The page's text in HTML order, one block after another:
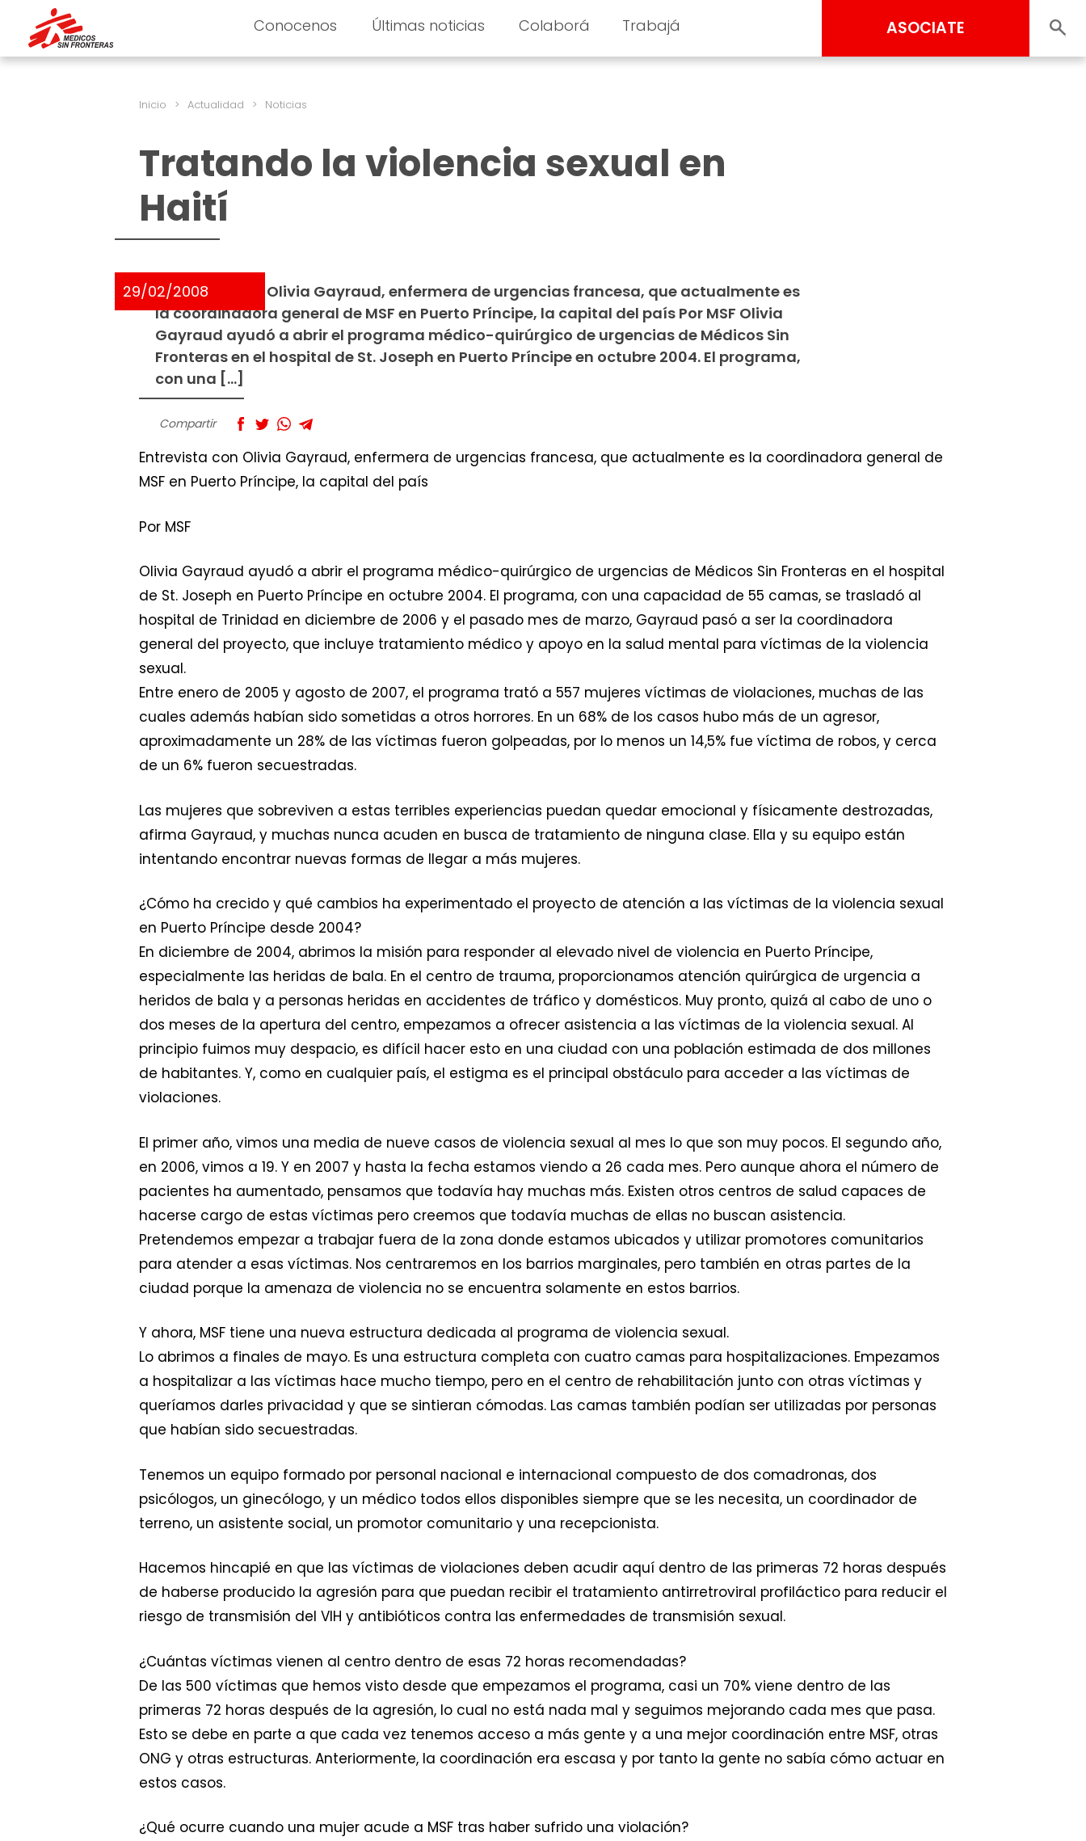
Conocenos Últimas noticias Colaborá Trabajá ASOCIATE
Inicio > Actualidad > Noticias
Tratando la violencia sexual en
Haití
29/02/2008
Entrevista con Olivia Gayraud, enfermera de urgencias francesa, que actualmente es
la coordinadora general de MSF en Puerto Príncipe, la capital del país Por MSF Olivia
Gayraud ayudó a abrir el programa médico-quirúrgico de urgencias de Médicos Sin
Fronteras en el hospital de St. Joseph en Puerto Príncipe en octubre 2004. El programa,
con una […]
Compartir
Entrevista con Olivia Gayraud, enfermera de urgencias francesa, que actualmente es la coordinadora general de
MSF en Puerto Príncipe, la capital del país
Por MSF
Olivia Gayraud ayudó a abrir el programa médico-quirúrgico de urgencias de Médicos Sin Fronteras en el hospital
de St. Joseph en Puerto Príncipe en octubre 2004. El programa, con una capacidad de 55 camas, se trasladó al
hospital de Trinidad en diciembre de 2006 y el pasado mes de marzo, Gayraud pasó a ser la coordinadora
general del proyecto, que incluye tratamiento médico y apoyo en la salud mental para víctimas de la violencia
sexual.
Entre enero de 2005 y agosto de 2007, el programa trató a 557 mujeres víctimas de violaciones, muchas de las
cuales además habían sido sometidas a otros horrores. En un 68% de los casos hubo más de un agresor,
aproximadamente un 28% de las víctimas fueron golpeadas, por lo menos un 14,5% fue víctima de robos, y cerca
de un 6% fueron secuestradas.
Las mujeres que sobreviven a estas terribles experiencias puedan quedar emocional y físicamente destrozadas,
afirma Gayraud, y muchas nunca acuden en busca de tratamiento de ninguna clase. Ella y su equipo están
intentando encontrar nuevas formas de llegar a más mujeres.
¿Cómo ha crecido y qué cambios ha experimentado el proyecto de atención a las víctimas de la violencia sexual
en Puerto Príncipe desde 2004?
En diciembre de 2004, abrimos la misión para responder al elevado nivel de violencia en Puerto Príncipe,
especialmente las heridas de bala. En el centro de trauma, proporcionamos atención quirúrgica de urgencia a
heridos de bala y a personas heridas en accidentes de tráfico y domésticos. Muy pronto, quizá al cabo de uno o
dos meses de la apertura del centro, empezamos a ofrecer asistencia a las víctimas de la violencia sexual. Al
principio fuimos muy despacio, es difícil hacer esto en una ciudad con una población estimada de dos millones
de habitantes. Y, como en cualquier país, el estigma es el principal obstáculo para acceder a las víctimas de
violaciones.
El primer año, vimos una media de nueve casos de violencia sexual al mes lo que son muy pocos. El segundo año,
en 2006, vimos a 19. Y en 2007 y hasta la fecha estamos viendo a 26 cada mes. Pero aunque ahora el número de
pacientes ha aumentado, pensamos que todavía hay muchas más. Existen otros centros de salud capaces de
hacerse cargo de estas víctimas pero creemos que todavía muchas de ellas no buscan asistencia.
Pretendemos empezar a trabajar fuera de la zona donde estamos ubicados y utilizar promotores comunitarios
para atender a esas víctimas. Nos centraremos en los barrios marginales, pero también en otras partes de la
ciudad porque la amenaza de violencia no se encuentra solamente en estos barrios.
Y ahora, MSF tiene una nueva estructura dedicada al programa de violencia sexual.
Lo abrimos a finales de mayo. Es una estructura completa con cuatro camas para hospitalizaciones. Empezamos
a hospitalizar a las víctimas hace mucho tiempo, pero en el centro de rehabilitación junto con otras víctimas y
queríamos darles privacidad y que se sintieran cómodas. Las camas también podían ser utilizadas por personas
que habían sido secuestradas.
Tenemos un equipo formado por personal nacional e internacional compuesto de dos comadronas, dos
psicólogos, un ginecólogo, y un médico todos ellos disponibles siempre que se les necesita, un coordinador de
terreno, un asistente social, un promotor comunitario y una recepcionista.
Hacemos hincapié en que las víctimas de violaciones deben acudir aquí dentro de las primeras 72 horas después
de haberse producido la agresión para que puedan recibir el tratamiento antirretroviral profiláctico para reducir el
riesgo de transmisión del VIH y antibióticos contra las enfermedades de transmisión sexual.
¿Cuántas víctimas vienen al centro dentro de esas 72 horas recomendadas?
De las 500 víctimas que hemos visto desde que empezamos el programa, casi un 70% viene dentro de las
primeras 72 horas después de la agresión, lo cual no está nada mal y seguimos mejorando cada mes que pasa.
Esto se debe en parte a que cada vez tenemos acceso a más gente y a una mejor coordinación entre MSF, otras
ONG y otras estructuras. Anteriormente, la coordinación era escasa y por tanto la gente no sabía cómo actuar en
estos casos.
¿Qué ocurre cuando una mujer acude a MSF tras haber sufrido una violación?